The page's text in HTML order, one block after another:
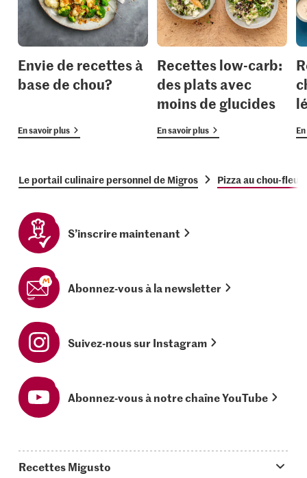
Envie de recettes à
base de chou?
En savoir plus
Recettes low-carb:
des plats avec
moins de glucides
En savoir plus
Le portail culinaire personnel de Migros Pizza au chou-fleur
S’inscrire maintenant
Abonnez-vous à la newsletter
Suivez-nous sur Instagram
Abonnez-vous à notre chaîne YouTube
Recettes Migusto